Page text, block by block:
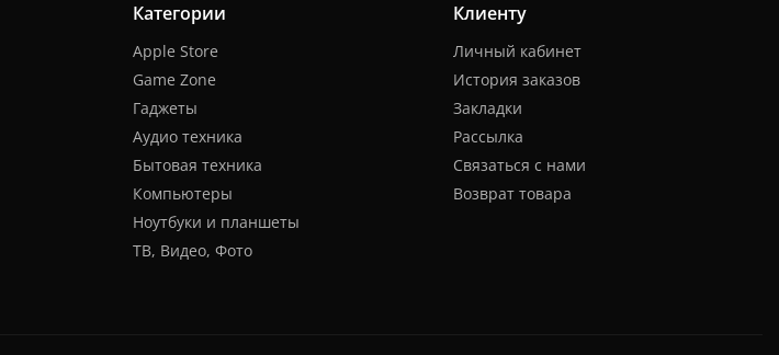
Категории
Apple Store
Game Zone
Гаджеты
Аудио техника
Бытовая техника
Компьютеры
Ноутбуки и планшеты
ТВ, Видео, Фото
Клиенту
Личный кабинет
История заказов
Закладки
Рассылка
Связаться с нами
Возврат товара